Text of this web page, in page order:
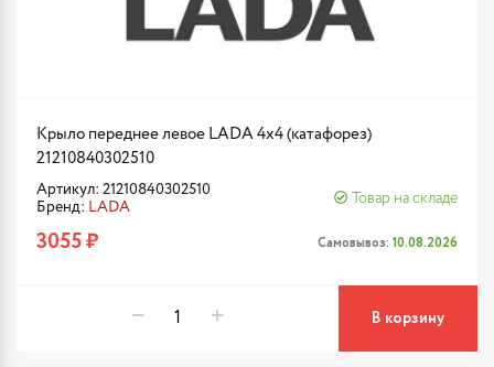
Крыло переднее левое LADA 4x4 (катафорез)
21210840302510
Артикул: 21210840302510
Бренд: LADA
Товар на складе
3055 ₽ Самовывоз: 10.08.2026
В корзину